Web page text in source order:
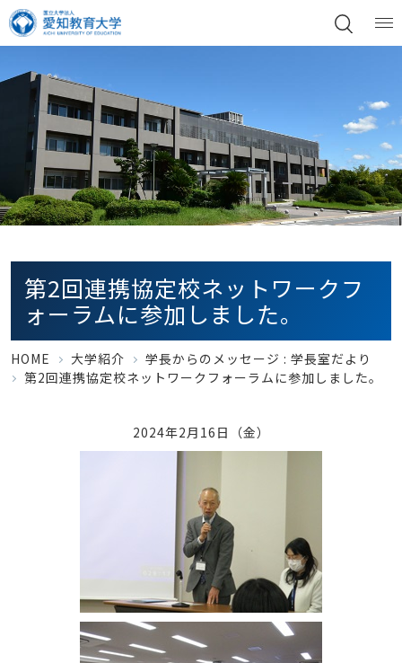
第2回連携協定校ネットワークフ
ォーラムに参加しました。
HOME 大学紹介 学長からのメッセージ : 学長室だより
第2回連携協定校ネットワークフォーラムに参加しました。
2024年2月16日（金）